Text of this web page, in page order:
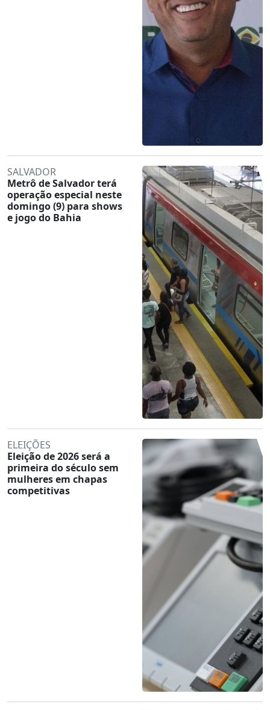
SALVADOR
Metrô de Salvador terá
operação especial neste
domingo (9) para shows
e jogo do Bahia
ELEIÇÕES
Eleição de 2026 será a
primeira do século sem
mulheres em chapas
competitivas